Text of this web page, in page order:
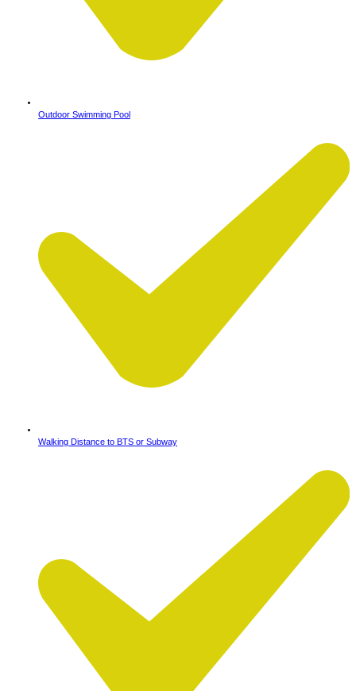
Outdoor Swimming Pool
Walking Distance to BTS or Subway